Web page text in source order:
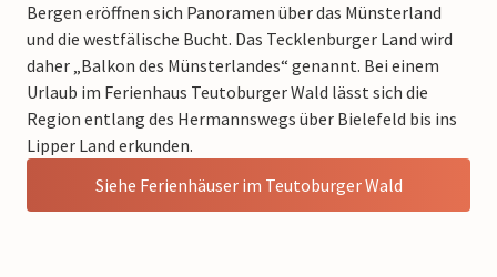
Bergen eröffnen sich Panoramen über das Münsterland
und die westfälische Bucht. Das Tecklenburger Land wird
daher „Balkon des Münsterlandes“ genannt. Bei einem
Urlaub im Ferienhaus Teutoburger Wald lässt sich die
Region entlang des Hermannswegs über Bielefeld bis ins
Lipper Land erkunden.
Siehe Ferienhäuser im Teutoburger Wald